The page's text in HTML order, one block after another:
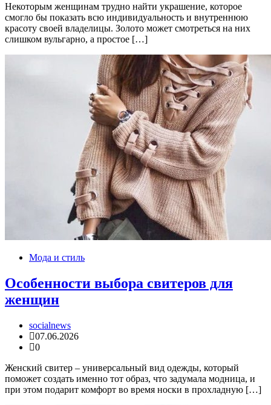
Некоторым женщинам трудно найти украшение, которое
смогло бы показать всю индивидуальность и внутреннюю
красоту своей владелицы. Золото может смотреться на них
слишком вульгарно, а простое […]
Мода и стиль
Особенности выбора свитеров для
женщин
socialnews
07.06.2026
0
Женский свитер – универсальный вид одежды, который
поможет создать именно тот образ, что задумала модница, и
при этом подарит комфорт во время носки в прохладную […]